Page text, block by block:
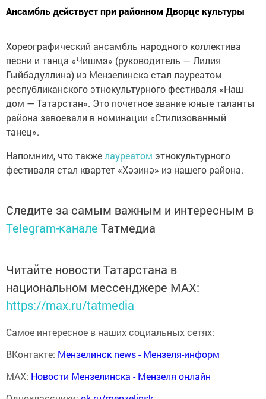
Ансамбль действует при районном Дворце культуры
Хореографический ансамбль народного коллектива
песни и танца «Чишмэ» (руководитель — Лилия
Гыйбадуллина) из Мензелинска стал лауреатом
республиканского этнокультурного фестиваля «Наш
дом — Татарстан». Это почетное звание юные таланты
района завоевали в номинации «Стилизованный
танец».
Напомним, что такжелауреатом этнокультурного
фестиваля стал квартет «Хәзинә» из нашего района.
Следите за самым важным и интересным в
Telegram-канале Татмедиа
Читайте новости Татарстана в
национальном мессенджере MАХ:
https://max.ru/tatmedia
Самое интересное в наших социальных сетях:
ВКонтакте: Мензелинск news - Мензеля-информ
MAX: Новости Мензелинска - Мензеля онлайн